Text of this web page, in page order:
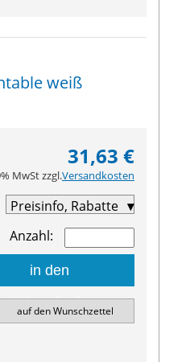
weiß
31,63 €
MwSt zzgl.Versandkosten
Preisinfo, Rabatte
Anzahl:
in den
Warenkorb
auf den Wunschzettel